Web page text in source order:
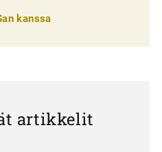
kanssa
artikkelit